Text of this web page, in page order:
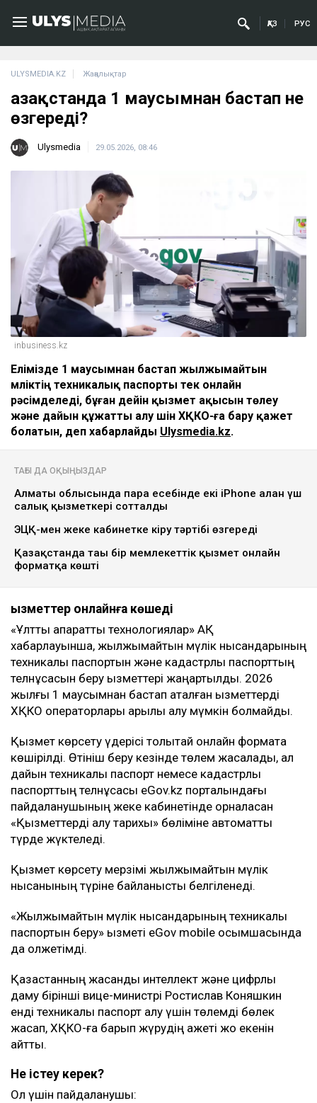
ҚАЗ РУС
ULYSMEDIA.KZ Жаңалықтар
Қазақстанда 1 маусымнан бастап не
өзгереді?
Ulysmedia 29.05.2026, 08:46
inbusiness.kz
Елімізде 1 маусымнан бастап жылжымайтын
мүліктің техникалық паспорты тек онлайн
рәсімделеді, бұған дейін қызмет ақысын төлеу
және дайын құжатты алу үшін ХҚКО-ға бару қажет
болатын, деп хабарлайды Ulysmedia.kz.
ТАҒЫ ДА ОҚЫҢЫЗДАР
Алматы облысында пара есебінде екі iPhone алған үш
салық қызметкері сотталды
ЭЦҚ-мен жеке кабинетке кіру тәртібі өзгереді
Қазақстанда тағы бір мемлекеттік қызмет онлайн
форматқа көшті
Қызметтер онлайнға көшеді
«Ұлттық ақпараттық технологиялар» АҚ
хабарлауынша, жылжымайтын мүлік нысандарының
техникалық паспортын және кадастрлық паспорттың
телнұсқасын беру қызметтері жаңартылды. 2026
жылғы 1 маусымнан бастап аталған қызметтерді
ХҚКО операторлары арқылы алу мүмкін болмайды.
Қызмет көрсету үдерісі толықтай онлайн форматқа
көшірілді. Өтініш беру кезінде төлем жасалады, ал
дайын техникалық паспорт немесе кадастрлық
паспорттың телнұсқасы eGov.kz порталындағы
пайдаланушының жеке кабинетінде орналасқан
«Қызметтерді алу тарихы» бөліміне автоматты
түрде жүктеледі.
Қызмет көрсету мерзімі жылжымайтын мүлік
нысанының түріне байланысты белгіленеді.
«Жылжымайтын мүлік нысандарының техникалық
паспортын беру» қызметі eGov mobile қосымшасында
да қолжетімді.
Қазақстанның жасанды интеллект және цифрлық
даму бірінші вице-министрі Ростислав Коняшкин
енді техникалық паспорт алу үшін төлемді бөлек
жасап, ХҚКО-ға барып жүрудің қажеті жоқ екенін
айтты.
Не істеу керек?
Ол үшін пайдаланушы: